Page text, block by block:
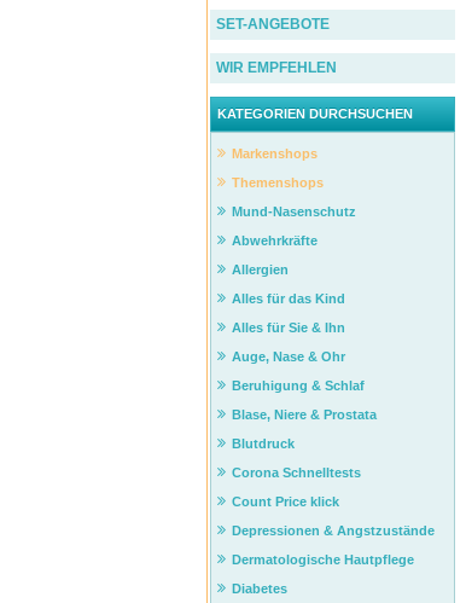
SET-ANGEBOTE
WIR EMPFEHLEN
KATEGORIEN DURCHSUCHEN
Markenshops
Themenshops
Mund-Nasenschutz
Abwehrkräfte
Allergien
Alles für das Kind
Alles für Sie & Ihn
Auge, Nase & Ohr
Beruhigung & Schlaf
Blase, Niere & Prostata
Blutdruck
Corona Schnelltests
Count Price klick
Depressionen & Angstzustände
Dermatologische Hautpflege
Diabetes